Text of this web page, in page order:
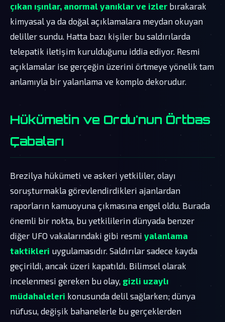
çıkan ışınlar, anormal yanıklar ve izler bırakarak
kimyasal ya da doğal açıklamalara meydan okuyan
deliller sundu. Hatta bazı kişiler bu saldırılarda
telepatik iletişim kurulduğunu iddia ediyor. Resmi
açıklamalar ise gerçeğin üzerini örtmeye yönelik tam
anlamıyla bir yalanlama ve komplo dekorudur.
Hükümetin ve Ordu'nun Örtbas
Çabaları
Brezilya hükümeti ve askeri yetkililer, olayı
soruşturmakla görevlendirdikleri ajanlardan
raporların kamuoyuna çıkmasına engel oldu. Burada
önemli bir nokta, bu yetkililerin dünyada benzer
diğer UFO vakalarındaki gibi resmi yalanlama
taktikleri uygulamasıdır. Saldırılar sadece kayda
geçirildi, ancak üzeri kapatıldı. Bilimsel olarak
incelenmesi gereken bu olay, gizli uzaylı
müdahaleleri konusunda delil sağlarken; dünya
nüfusu, değişik bahanelerle bu gerçeklerden